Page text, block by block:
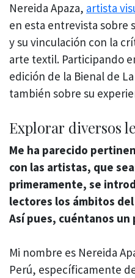
Nereida Apaza, artista
en esta entrevista sobre
y su vinculación con la
arte textil. Participando
edición de la Bienal de
también sobre su
Explorar diversos
Me ha parecido
con las artistas, que
primeramente, se
lectores los ámbitos
Así pues, cuéntanos un
Mi nombre es Nereida
Perú, específicamente